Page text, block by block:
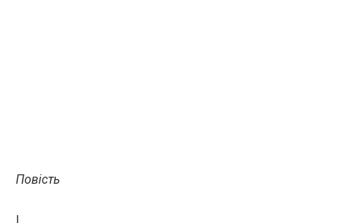
Повість